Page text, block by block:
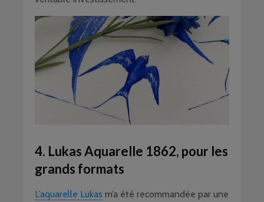
4. Lukas Aquarelle 1862, pour les
grands formats
L’aquarelle Lukas m’a été recommandée par une